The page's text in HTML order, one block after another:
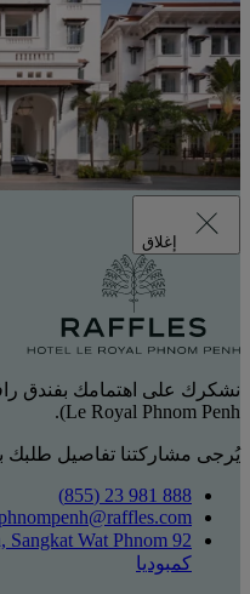
إغلاق
Le Royal Phnom Penh).
يُرجى مشاركتنا تفاصيل طلبك
888 981 23 (855)
كمبوديا